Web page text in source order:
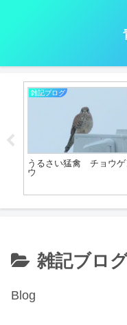
雑記ブログ
うるさい猛禽 チョウゲ
ウ
雑記ブロ
Blog